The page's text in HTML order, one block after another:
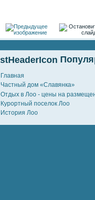
Главная
Частный дом «Славянка»
Отдых в Лоо - цены на
Курортный поселок Лоо
История Лоо